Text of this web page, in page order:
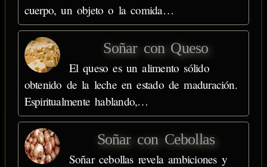
cuerpo, un objeto o la comida…
Soñar con Queso
El queso es un alimento sólido
obtenido de la leche en estado de maduración.
Espiritualmente hablando,…
Soñar con Cebollas
Soñar cebollas revela ambiciones y